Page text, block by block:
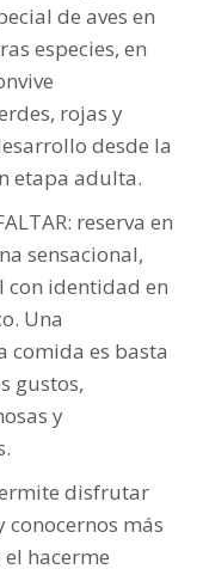
de aves en
especies, en
rojas y
desde la
etapa adulta.
reserva en
sensacional,
con identidad en
Una
comida es basta
gustos,
y
disfrutar
conocernos más
hacerme